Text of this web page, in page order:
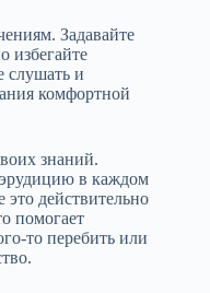
Задавайте
избегайте
слушать и
комфортной
знаний.
в каждом
действительно
помогает
то перебить или